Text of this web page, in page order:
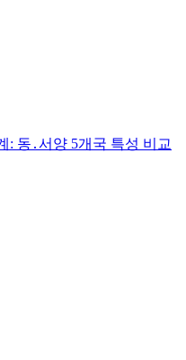
: 동․서양 5개국 특성 비교